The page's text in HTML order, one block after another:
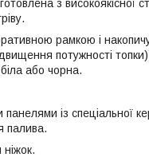
з високоякісної
рамкою і
потужності
або чорна.
із спеціальної
палива.